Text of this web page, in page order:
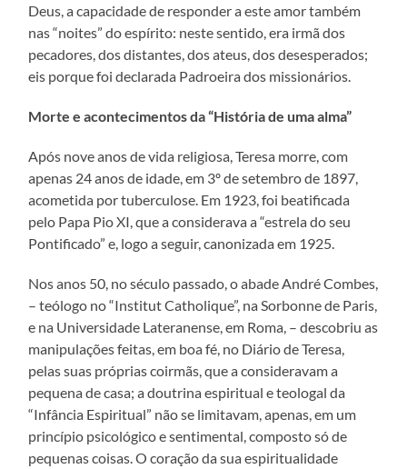
Deus, a capacidade de responder a este amor também
nas “noites” do espírito: neste sentido, era irmã dos
pecadores, dos distantes, dos ateus, dos desesperados;
eis porque foi declarada Padroeira dos missionários.
Morte e acontecimentos da “História de uma alma”
Após nove anos de vida religiosa, Teresa morre, com
apenas 24 anos de idade, em 3º de setembro de 1897,
acometida por tuberculose. Em 1923, foi beatificada
pelo Papa Pio XI, que a considerava a “estrela do seu
Pontificado” e, logo a seguir, canonizada em 1925.
Nos anos 50, no século passado, o abade André Combes,
– teólogo no “Institut Catholique”, na Sorbonne de Paris,
e na Universidade Lateranense, em Roma, – descobriu as
manipulações feitas, em boa fé, no Diário de Teresa,
pelas suas próprias coirmãs, que a consideravam a
pequena de casa; a doutrina espiritual e teologal da
“Infância Espiritual” não se limitavam, apenas, em um
princípio psicológico e sentimental, composto só de
pequenas coisas. O coração da sua espiritualidade